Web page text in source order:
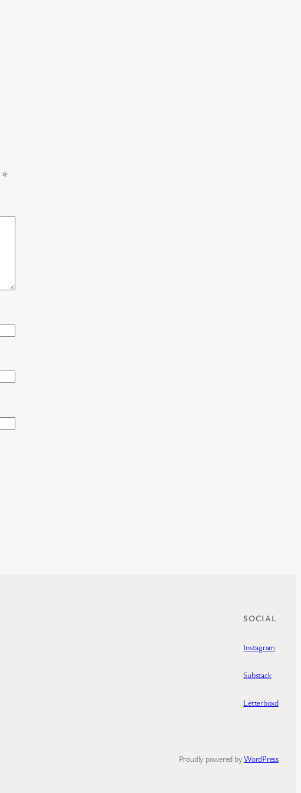
*
SOCIAL
Instagram
Substack
Letterboxd
Proudly powered byWordPress